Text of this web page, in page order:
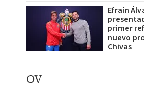
Efraín
primer
nuevo
Chivas
OV